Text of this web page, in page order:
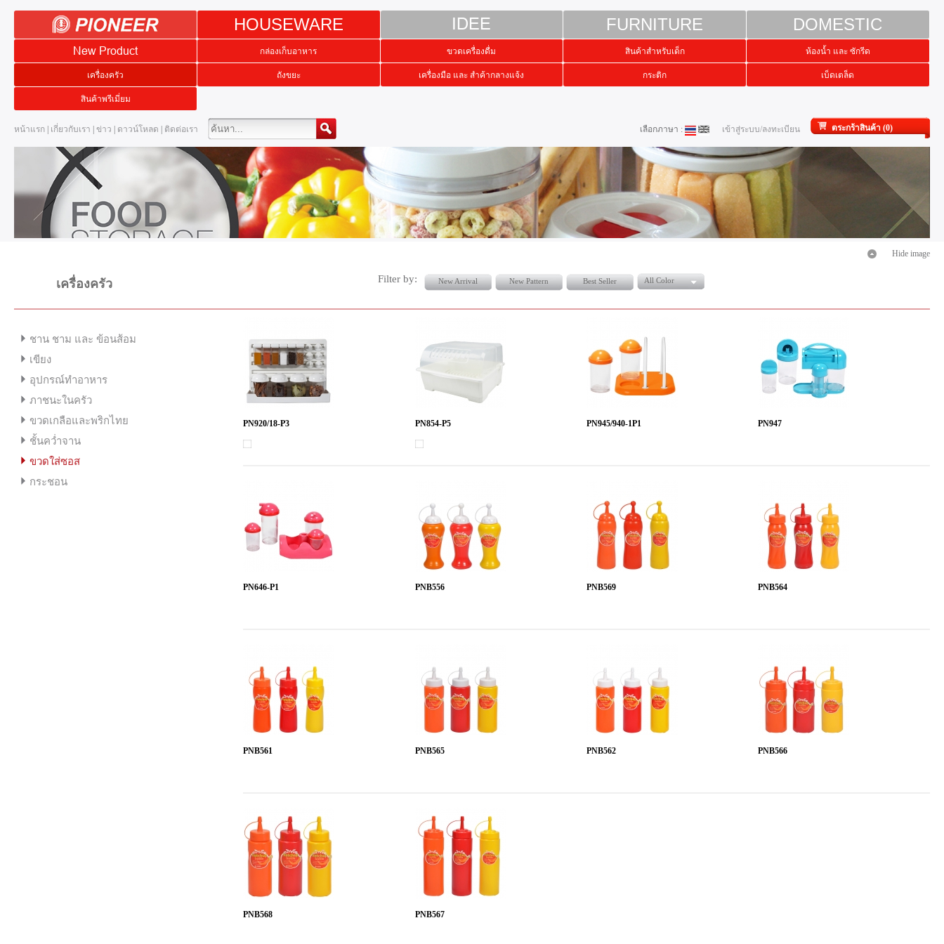
HOUSEWARE IDEE FURNITURE DOMESTIC
New Product กล่องเก็บอาหาร ขวดเครื่องดื่ม สินค้าสำหรับเด็ก ห้องน้ำ และ ซักรีด
เครื่องครัว ถังขยะ เครื่องมือ และ สำค้ากลางแจ้ง กระติก เบ็ดเตล็ด
สินค้าพรีเมี่ยม
หน้าแรก | เกี่ยวกับเรา |ข่าว | ดาวน์โหลด | ติดต่อเรา ตระกร้าสินค้า (0)
เลือกภาษา : เข้าสู่ระบบ/ลงทะเบียน
Hide image
เครื่องครัว Filter by: New Arrival New Pattern Best Seller All Color
ชาน ชาม และ ข้อนส้อม
เขียง
อุปกรณ์ทำอาหาร
ภาชนะในครัว
ขวดเกลือและพริกไทย
ชั้นคว่ำจาน
ขวดใส่ซอส
กระชอน
PN920/18-P3 PN854-P5 PN945/940-1P1 PN947
PN646-P1 PNB556 PNB569 PNB564
PNB561 PNB565 PNB562 PNB566
PNB568 PNB567